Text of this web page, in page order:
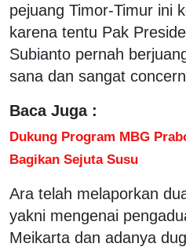
pejuang Timor-Timur ini
karena tentu Pak
Subianto pernah
sana dan sangat
Baca Juga :
Dukung Program MBG
Bagikan Sejuta Susu
Ara telah melaporkan
yakni mengenai
Meikarta dan adanya